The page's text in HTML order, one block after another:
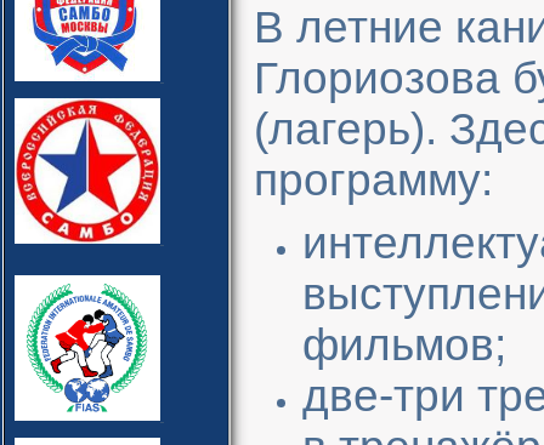
В летние
Глориозова
(лагерь).
программу:
фильмов;
две-три